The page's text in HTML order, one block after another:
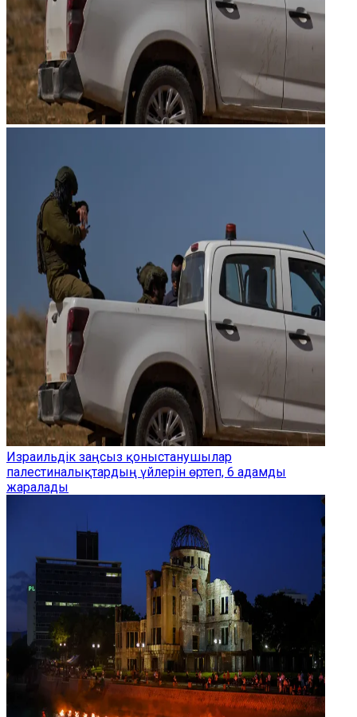
Израильдік заңсыз қоныстанушылар
палестиналықтардың үйлерін өртеп, 6 адамды
жаралады